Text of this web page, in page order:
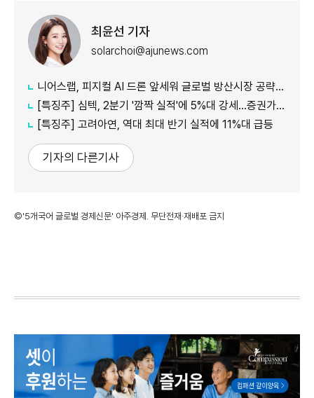
최윤선 기자
solarchoi@ajunews.com
니어스랩, 피지컬 AI 드론 앞세워 글로벌 방산시장 공략…24일 코스닥 입성
[특징주] 심텍, 2분기 '깜짝 실적'에 5%대 강세…증권가 잇따라 눈높이 상향
[특징주] 고려아연, 역대 최대 반기 실적에 11%대 급등
기자의 다른기사
©'5개국어 글로벌 경제신문' 아주경제. 무단전재·재배포 금지